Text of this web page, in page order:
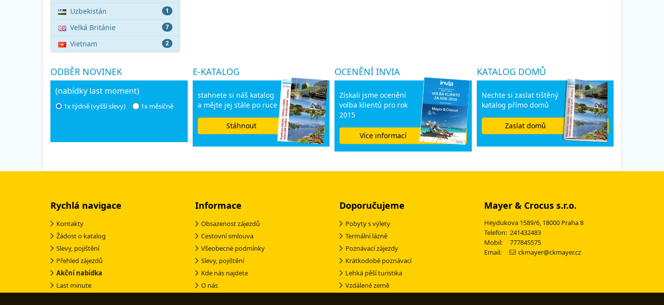
1
Uzbekistán
7
Velká Británie
2
Vietnam
ODBĚR NOVINEK
(nabídky last moment)
1x týdně (vyšší slevy) 1x měsíčně
E-KATALOG
stahnete si náš katalog
a mějte jej stále po ruce
Stáhnout
OCENĚNÍ INVIA
Získali jsme ocenění
volba klientů pro rok
2015
Více informací
KATALOG DOMŮ
Nechte si zaslat tištěný
katalog přímo domů
Zaslat domů
Rychlá navigace
Kontakty
Žádost o katalog
Slevy, pojištění
Přehled zájezdů
Akční nabídka
Last minute
Informace
Obsazenost zájezdů
Cestovní smlouva
Všeobecné podmínky
Slevy, pojištění
Kde nás najdete
O nás
Doporučujeme
Pobyty s výlety
Termální lázně
Poznávací zájezdy
Krátkodobé poznávací
Lehká pěší turistika
Vzdálené země
Mayer & Crocus s.r.o.
Heydukova 1589/6, 18000 Praha 8
Telefon: 241432483
Mobil: 777845575
Email:
ckmayer@ckmayer.cz